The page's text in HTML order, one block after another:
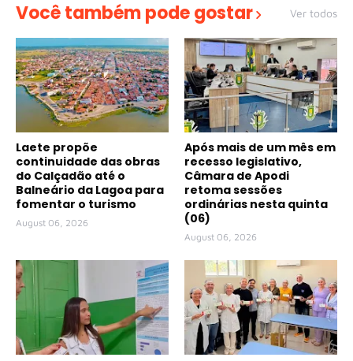
Você também pode gostar Ver todos
Laete propõe
continuidade das obras
do Calçadão até o
Balneário da Lagoa para
fomentar o turismo
August 06, 2026
Após mais de um mês em
recesso legislativo,
Câmara de Apodi
retoma sessões
ordinárias nesta quinta
(06)
August 06, 2026